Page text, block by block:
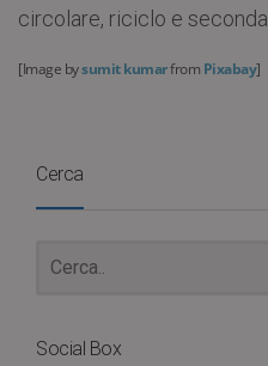
circolare, riciclo e seconda
[Image bysumit kumarfrom Pixabay]
Cerca
Social Box